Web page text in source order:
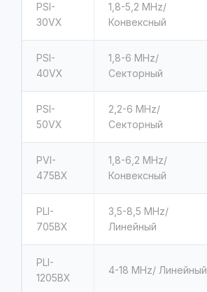
PSI-
30VX
1,8-5,2 MHz/
Конвексный
PSI-
40VX
1,8-6 MHz/
Секторный
PSI-
50VX
2,2-6 MHz/
Секторный
PVI-
475BX
1,8-6,2 MHz/
Конвексный
PLI-
705BX
3,5-8,5 MHz/
Линейный
PLI-
1205BX
4-18 MHz/ Линейный